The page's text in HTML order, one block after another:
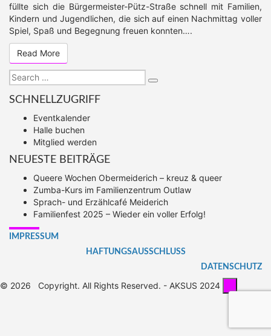
füllte sich die Bürgermeister-Pütz-Straße schnell mit Familien,
Kindern und Jugendlichen, die sich auf einen Nachmittag voller
Spiel, Spaß und Begegnung freuen konnten….
Read MoreRead More
Search
for:
Search
SCHNELLZUGRIFF
Eventkalender
Halle buchen
Mitglied werden
NEUESTE BEITRÄGE
Queere Wochen Obermeiderich – kreuz & queer
Zumba-Kurs im Familienzentrum Outlaw
Sprach- und Erzählcafé Meiderich
Familienfest 2025 – Wieder ein voller Erfolg!
IMPRESSUM
HAFTUNGSAUSSCHLUSS
DATENSCHUTZ
© 2026 Copyright. All Rights Reserved. - AKSUS 2024